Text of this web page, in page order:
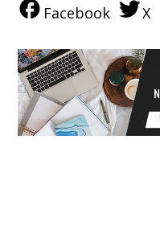
Facebook X